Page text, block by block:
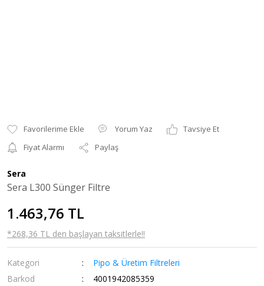
Yorum Yaz
Tavsiye Et
Fiyat Alarmı
Paylaş
Sera
Sera L300 Sünger Filtre
1.463,76 TL
*268,36 TL den başlayan taksitlerle!!
Kategori
Pipo & Üretim Filtreleri
Barkod
4001942085359